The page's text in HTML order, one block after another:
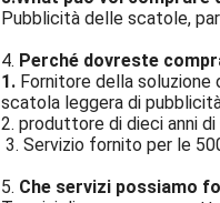
Pubblicità delle scatole,
4. Perché dovreste
1. Fornitore della
scatola leggera di
2. produttore di dieci anni di
3. Servizio fornito per le
5. Che servizi possiamo